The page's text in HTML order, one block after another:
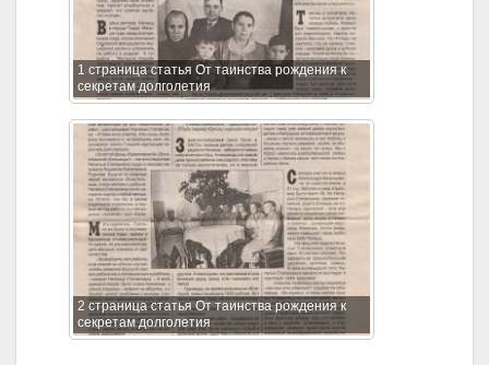
1 страница статья От таинства рождения к
секретам долголетия
2 страница статья От таинства рождения к
секретам долголетия